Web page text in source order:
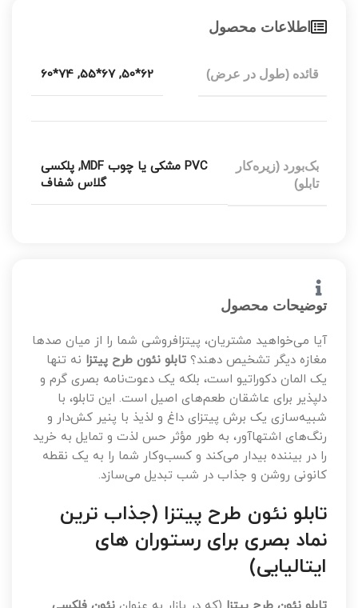
اطلاعات محصول
قائده (طول در عرض) 62*50
,
67*55
,
74*60
بک‌بورد (زیره‌کار
تابلو)
PVC مشکی یا چوب MDF , پلکسی
گلاس شفاف
توضیحات محصول
آیا می‌خواهید مشتریان، پیتزافروشی شما را از میان صدها
مغازه دیگر تشخیص دهند؟ تابلو نئون طرح پیتزا نه تنها
یک المان دکوراتیو است، بلکه یک دعوت‌نامه بصری گرم و
دلپذیر برای عاشقان طعم‌های اصیل است. این تابلو، با
شبیه‌سازی یک برش پیتزای داغ و لذیذ با پنیر کش‌دار و
رنگ‌های اشتهاآور، به طور مؤثر حس لذت و تمایل به خرید
را در بیننده بیدار می‌کند و کسب‌وکار شما را به یک نقطه
کانونی روشن و جذاب در شب تبدیل می‌سازد.
تابلو نئون طرح پیتزا (جذاب ترین
نماد بصری برای رستوران های
ایتالیایی)